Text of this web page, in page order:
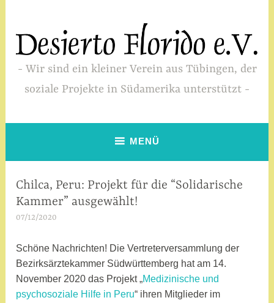
springen
Wir sind ein kleiner Verein aus Tübingen, der
soziale Projekte in Südamerika unterstützt
MENÜ
SIN
CATEGORÍA
Chilca, Peru: Projekt für die “Solidarische
Kammer” ausgewählt!
07/12/2020
m
i
n
Schöne Nachrichten! Die Vertreterversammlung der
Bezirksärztekammer Südwürttemberg hat am 14.
November 2020 das Projekt „Medizinische und
psychosoziale Hilfe in Peru“ ihren Mitglieder im